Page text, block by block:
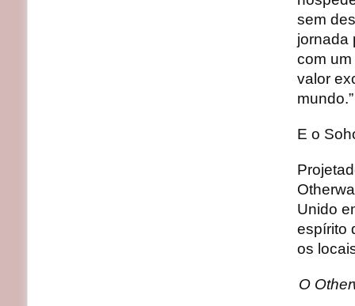
sem
jornada
com
valor
mundo.”
E o
Unido
espírito
os
O